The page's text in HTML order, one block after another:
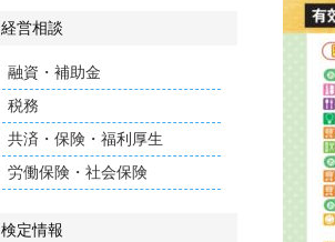
経営相談
融資・補助金
税務
共済・保険・福利厚生
労働保険・社会保険
検定情報